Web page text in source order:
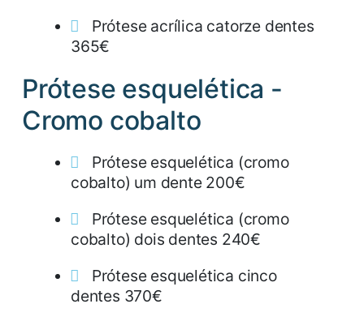
Prótese acrílica catorze dentes
365€
Prótese esquelética -
Cromo cobalto
Prótese esquelética (cromo
cobalto) um dente 200€
Prótese esquelética (cromo
cobalto) dois dentes 240€
Prótese esquelética cinco
dentes 370€